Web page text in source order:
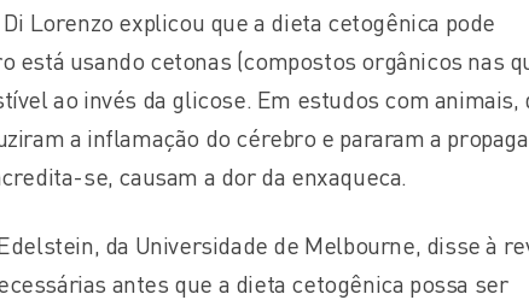
Di Lorenzo explicou que a dieta cetogênica pode
está usando cetonas (compostos orgânicos nas
ao invés da glicose. Em estudos com animais,
a inflamação do cérebro e pararam a
se, causam a dor da enxaqueca.
da Universidade de Melbourne, disse à
antes que a dieta cetogênica possa ser